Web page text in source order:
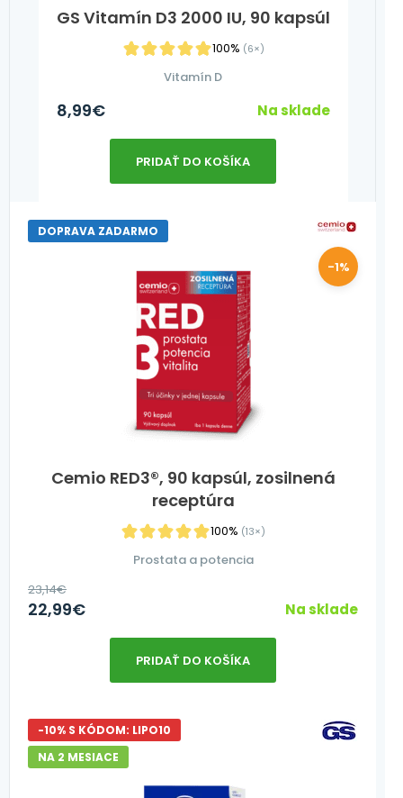
GS Vitamín D3 2000 IU, 90 kapsúl
100% (6×)
Vitamín D
8,99€ Na sklade
PRIDAŤ DO KOŠÍKA
Cemio RED3®, 90 kapsúl, zosilnená
receptúra
100% (13×)
DOPRAVA ZADARMO
Prostata a potencia
-1%
23,14€
22,99€ Na sklade
PRIDAŤ DO KOŠÍKA
-10% S KÓDOM: LIPO10
NA 2 MESIACE